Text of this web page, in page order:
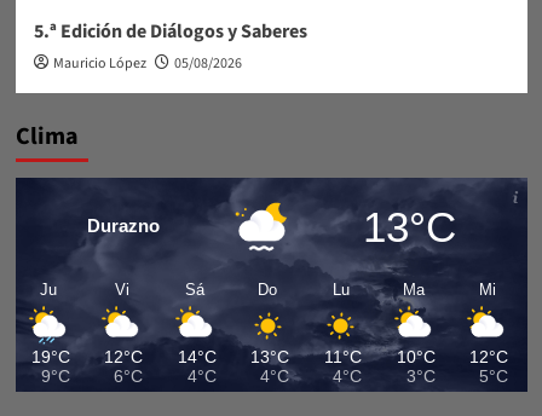
5.ª Edición de Diálogos y Saberes
Mauricio López 05/08/2026
Clima
Durazno 13°C
Ju
19°C
9°C
Vi
12°C
6°C
Sá
14°C
4°C
Do
13°C
4°C
Lu
11°C
4°C
Ma
10°C
3°C
Mi
12°C
5°C